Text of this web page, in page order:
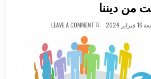
من ديننا
2024
LEAVE A COMMENTON الشماتة ليست من ديننا